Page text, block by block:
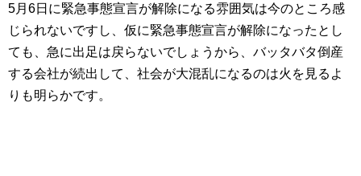
5月6日に緊急事態宣言が解除になる雰囲気は今のところ感
じられないですし、仮に緊急事態宣言が解除になったとし
ても、急に出足は戻らないでしょうから、バッタバタ倒産
する会社が続出して、社会が大混乱になるのは火を見るよ
りも明らかです。